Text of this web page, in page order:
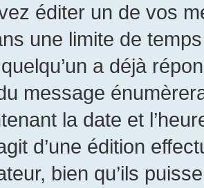
éditer un de vos
une limite de
a déjà
message
la date et
d’une édition
bien qu’ils